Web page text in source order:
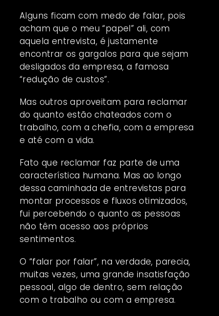
Alguns ficam com medo de falar, pois
acham que o meu “papel” ali, com
aquela entrevista, é justamente
encontrar os gargalos para que sejam
desligados da empresa, a famosa
“redução de custos”.
Mas outros aproveitam para reclamar
do quanto estão chateados com o
trabalho, com a chefia, com a empresa
e até com a vida.
Fato que reclamar faz parte de uma
característica humana. Mas ao longo
dessa caminhada de entrevistas para
montar processos e fluxos otimizados,
fui percebendo o quanto as pessoas
não têm acesso aos próprios
sentimentos.
O “falar por falar”, na verdade, parecia,
muitas vezes, uma grande insatisfação
pessoal, algo de dentro, sem relação
com o trabalho ou com a empresa.